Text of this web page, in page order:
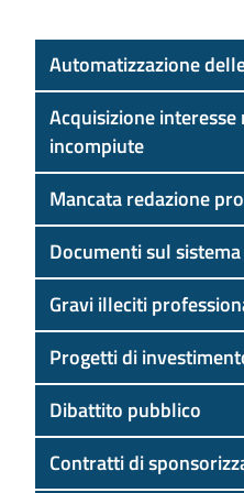
Automatizzazione
Acquisizione
incompiute
Mancata redazione
Documenti sul
Gravi illeciti
Progetti di
Dibattito pubblico
Contratti di